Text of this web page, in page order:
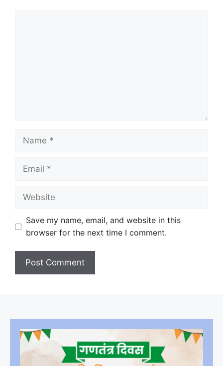
Name
Email
Website
Save my name, email, and website in this
browser for the next time I comment.